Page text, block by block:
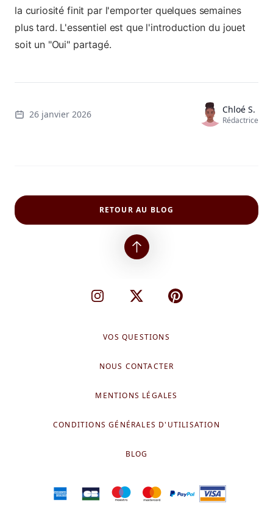
la curiosité finit par l'emporter quelques semaines
plus tard. L'essentiel est que l'introduction du jouet
soit un "Oui" partagé.
26 janvier 2026 Chloé S.
Rédactrice
RETOUR AU BLOG
Pinterest
VOS QUESTIONS
NOUS CONTACTER
MENTIONS LÉGALES
CONDITIONS GÉNÉRALES D'UTILISATION
BLOG